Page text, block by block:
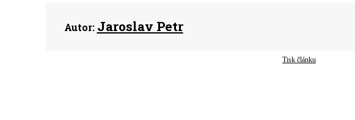
Autor: Jaroslav Petr
Tisk článku